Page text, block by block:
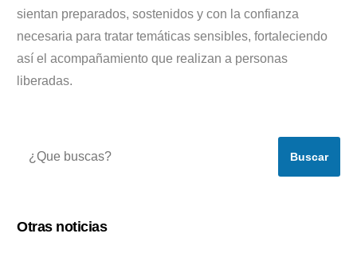
sientan preparados, sostenidos y con la confianza
necesaria para tratar temáticas sensibles, fortaleciendo
así el acompañamiento que realizan a personas
liberadas.
Buscar
Otras noticias